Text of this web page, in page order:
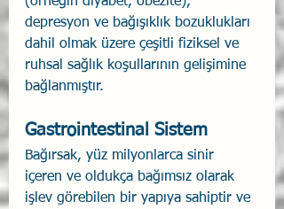
depresyon ve bağışıklık bozuklukları
dahil olmak üzere çeşitli fiziksel ve
ruhsal sağlık koşullarının gelişimine
bağlanmıştır.
Gastrointestinal Sistem
Bağırsak, yüz milyonlarca sinir
içeren ve oldukça bağımsız olarak
işlev görebilen bir yapıya sahiptir ve